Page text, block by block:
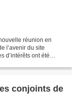
réunion en
l’avenir du site
d’intérêts ont été
conjoints de